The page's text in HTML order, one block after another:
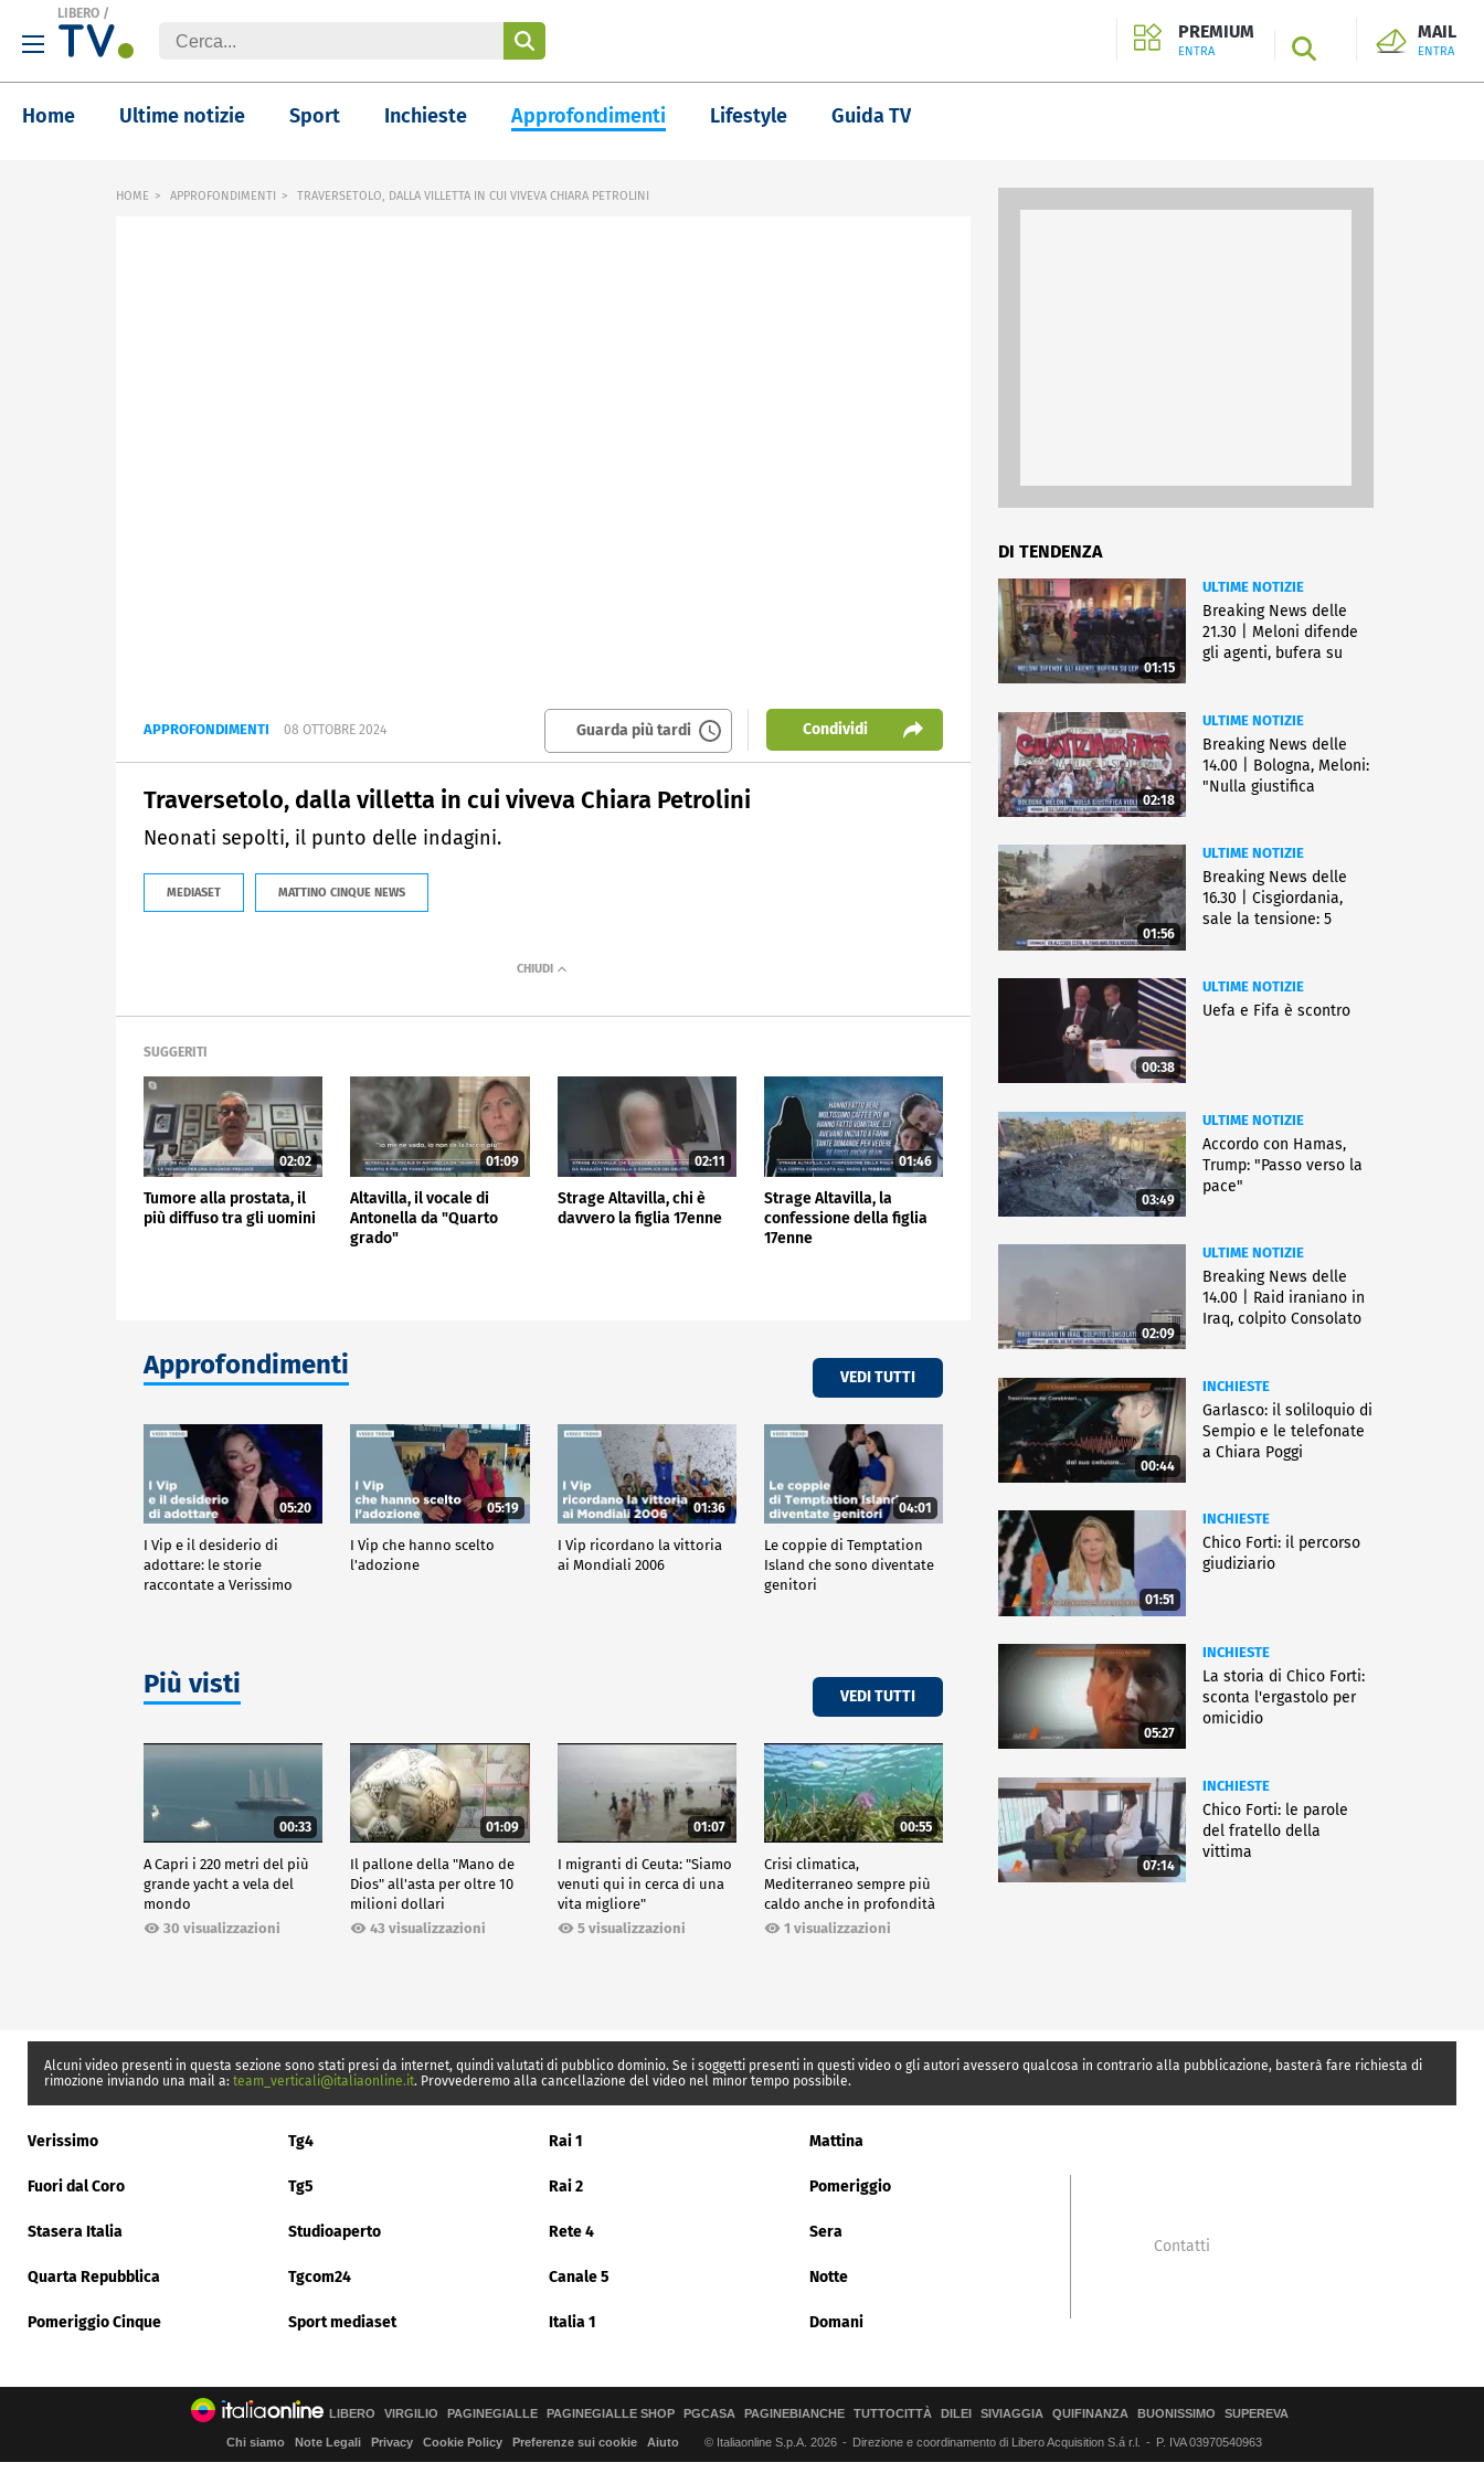
LIBERO /
PREMIUM
ENTRA SEARCH
MAIL
ENTRA
Home Ultime notizie Sport Inchieste Approfondimenti Lifestyle Guida TV
HOME APPROFONDIMENTI TRAVERSETOLO, DALLA VILLETTA IN CUI VIVEVA CHIARA PETROLINI
APPROFONDIMENTI 08 OTTOBRE 2024 Guarda più tardi Condividi
Traversetolo, dalla villetta in cui viveva Chiara Petrolini
Neonati sepolti, il punto delle indagini.
MEDIASET MATTINO CINQUE NEWS
SUGGERITI
02:02
Tumore alla prostata, il
più diffuso tra gli uomini
01:09
Altavilla, il vocale di
Antonella da "Quarto
grado"
02:11
Strage Altavilla, chi è
davvero la figlia 17enne
01:46
Strage Altavilla, la
confessione della figlia
17enne
Approfondimenti VEDI TUTTI
05:20
I Vip e il desiderio di
adottare: le storie
raccontate a Verissimo
05:19
I Vip che hanno scelto
l'adozione
01:36
I Vip ricordano la vittoria
ai Mondiali 2006
04:01
Le coppie di Temptation
Island che sono diventate
genitori
Più visti VEDI TUTTI
00:33
A Capri i 220 metri del più
grande yacht a vela del
mondo
30 visualizzazioni
01:09
Il pallone della "Mano de
Dios" all'asta per oltre 10
milioni dollari
43 visualizzazioni
01:07
I migranti di Ceuta: "Siamo
venuti qui in cerca di una
vita migliore"
5 visualizzazioni
00:55
Crisi climatica,
Mediterraneo sempre più
caldo anche in profondità
1 visualizzazioni
DI TENDENZA
01:15
ULTIME NOTIZIE
Breaking News delle
21.30 | Meloni difende
gli agenti, bufera su
02:18
ULTIME NOTIZIE
Breaking News delle
14.00 | Bologna, Meloni:
"Nulla giustifica
01:56
ULTIME NOTIZIE
Breaking News delle
16.30 | Cisgiordania,
sale la tensione: 5
00:38
ULTIME NOTIZIE
Uefa e Fifa è scontro
03:49
ULTIME NOTIZIE
Accordo con Hamas,
Trump: "Passo verso la
pace"
02:09
ULTIME NOTIZIE
Breaking News delle
14.00 | Raid iraniano in
Iraq, colpito Consolato
00:44
INCHIESTE
Garlasco: il soliloquio di
Sempio e le telefonate
a Chiara Poggi
01:51
INCHIESTE
Chico Forti: il percorso
giudiziario
05:27
INCHIESTE
La storia di Chico Forti:
sconta l'ergastolo per
omicidio
07:14
INCHIESTE
Chico Forti: le parole
del fratello della
vittima
Alcuni video presenti in questa sezione sono stati presi da internet, quindi valutati di pubblico dominio. Se i soggetti presenti in questi video o gli autori avessero qualcosa in contrario alla pubblicazione, basterà fare richiesta di
rimozione inviando una mail a: team_verticali@italiaonline.it. Provvederemo alla cancellazione del video nel minor tempo possibile.
Verissimo Tg4 Rai 1 Mattina
Fuori dal Coro Tg5 Rai 2 Pomeriggio
Stasera Italia Studioaperto Rete 4 Sera
Quarta Repubblica Tgcom24 Canale 5 Notte
Pomeriggio Cinque Sport mediaset Italia 1 Domani
Contatti
LIBERO VIRGILIO PAGINEGIALLE PAGINEGIALLE SHOP PGCASA PAGINEBIANCHE TUTTOCITTÀ DILEI SIVIAGGIA QUIFINANZA BUONISSIMO SUPEREVA
Chi siamo Note Legali Privacy Cookie Policy Preferenze sui cookie Aiuto © Italiaonline S.p.A. 2026 Direzione e coordinamento di Libero Acquisition S.á r.l. P. IVA 03970540963